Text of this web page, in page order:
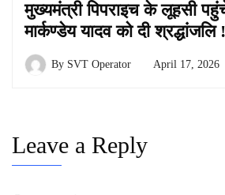
मुख्यमंत्री पिपराइच के लूहसी
मार्कण्डेय यादव को दी श्रद्धांजलि !
By SVT Operator April 17, 2026
Leave a Reply